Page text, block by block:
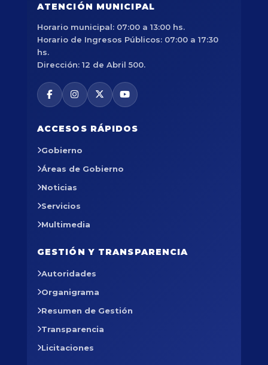
ATENCIÓN MUNICIPAL
Horario municipal: 07:00 a 13:00 hs.
Horario de Ingresos Públicos: 07:00 a 17:30
hs.
Dirección: 12 de Abril 500.
ACCESOS RÁPIDOS
Gobierno
Áreas de Gobierno
Noticias
Servicios
Multimedia
GESTIÓN Y TRANSPARENCIA
Autoridades
Organigrama
Resumen de Gestión
Transparencia
Licitaciones